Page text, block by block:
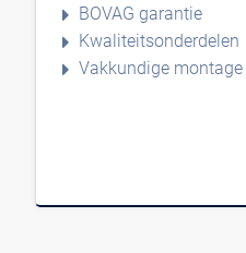
BOVAG garantie
Kwaliteitsonderdelen
Vakkundige montage